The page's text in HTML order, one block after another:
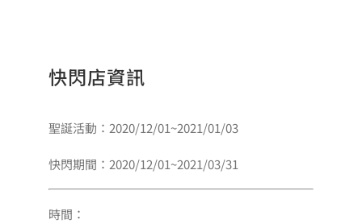
快閃店資訊
聖誕活動：2020/12/01~2021/01/03
快閃期間：2020/12/01~2021/03/31
時間：